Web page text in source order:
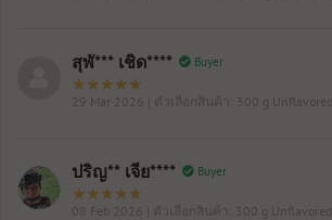
สุพั*** เชิด**** Buyer
29 Mar 2026 | ตัวเลือกสินค้า: 300 g Unflavored
ปริญ** เจีย**** Buyer
08 Feb 2026 | ตัวเลือกสินค้า: 300 g Unflavored